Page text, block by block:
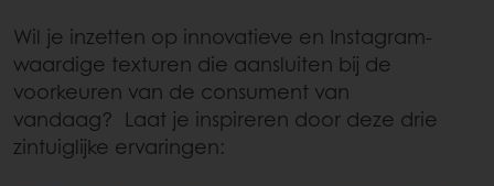
Wil je inzetten op innovatieve en Instagram-
waardige texturen die aansluiten bij de
voorkeuren van de consument van
vandaag? Laat je inspireren door deze drie
zintuiglijke ervaringen: